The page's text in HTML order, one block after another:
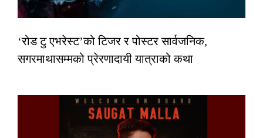
‘रोड टु एभरेस्ट’को टिजर र पोस्टर सार्वजनिक,
सगरमाथासम्मको प्रेरणादायी यात्राको कथा